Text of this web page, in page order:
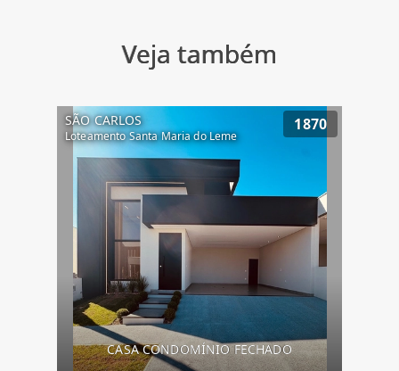
Veja também
SÃO CARLOS
Loteamento Santa Maria do Leme
1870
CASA CONDOMÍNIO FECHADO